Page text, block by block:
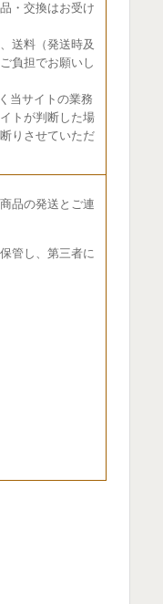
・交換はお受け
送料（発送時及
負担でお願いし
当サイトの業務
トが判断した場
りさせていただ
品の発送とご連
管し、第三者に